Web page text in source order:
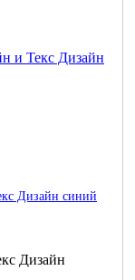
Дизайн синий
Дизайн